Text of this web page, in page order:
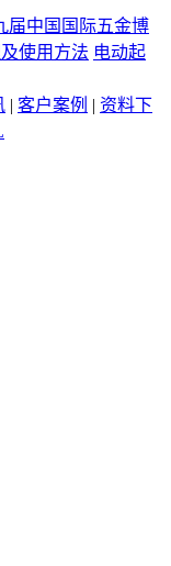
届中国国际五金博
使用方法 电动起
| 客户案例 | 资料下